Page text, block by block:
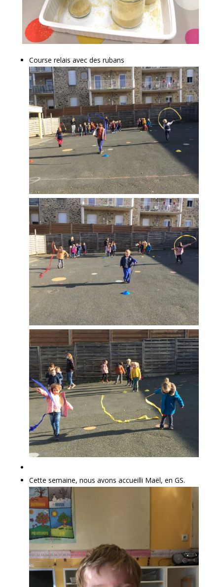
Course relais avec des rubans
Cette semaine, nous avons accueilli Maël, en GS.